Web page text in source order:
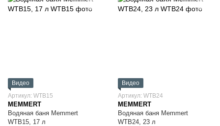
Видео
Артикул: WTB15
MEMMERT
Водяная баня Memmert
WTB15, 17 л
Видео
Артикул: WTB24
MEMMERT
Водяная баня Memmert
WTB24, 23 л